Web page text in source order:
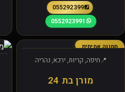
0552923991
0552923991
תמונה אמיתית
חיפה, קריות, ירכא, נהריה
מורן בת 24